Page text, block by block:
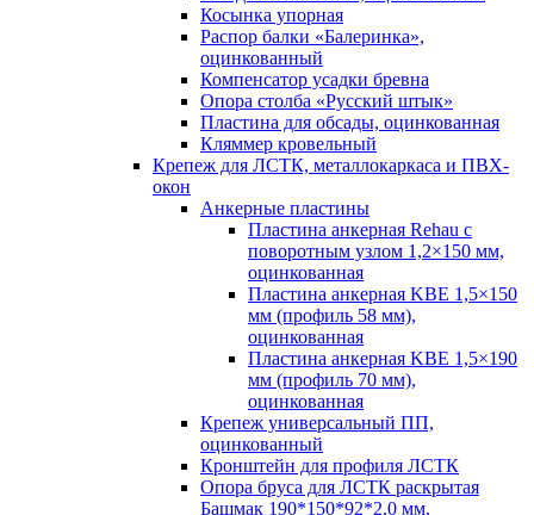
Косынка упорная
Распор балки «Балеринка»,
оцинкованный
Компенсатор усадки бревна
Опора столба «Русский штык»
Пластина для обсады, оцинкованная
Кляммер кровельный
Крепеж для ЛСТК, металлокаркаса и ПВХ-
окон
Анкерные пластины
Пластина анкерная Rehau c
поворотным узлом 1,2×150 мм,
оцинкованная
Пластина анкерная KBE 1,5×150
мм (профиль 58 мм),
оцинкованная
Пластина анкерная KBE 1,5×190
мм (профиль 70 мм),
оцинкованная
Крепеж универсальный ПП,
оцинкованный
Кронштейн для профиля ЛСТК
Опора бруса для ЛСТК раскрытая
Башмак 190*150*92*2,0 мм,